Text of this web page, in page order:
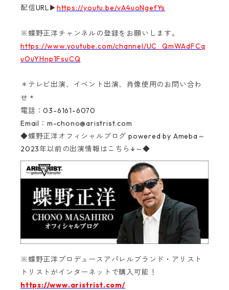
配信URL▶ https://youtu.be/vA4uoNgefYs
※蝶野正洋チャンネルの登録をお願いします。
https://www.youtube.com/channel/UC_QmWAdFCq
uOuYHnp1FsuCQ
＊テレビ出演、イベント出演、肖像使用のお問い合わ
せ ＊
電話：03-6161-6070‬
Email： m-chono@aristrist.com
◆蝶野正洋オフィシャルブログ powered by Ameba～
2023年以前の出演情報はこちら↓～◆
※蝶野正洋プロデュースアパレルブランド・アリスト
トリストがインターネットで購入可能！‬
https://www.aristrist.com/